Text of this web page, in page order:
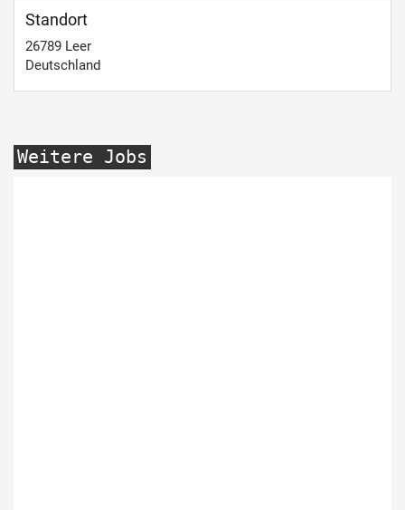
Standort
26789 Leer
Deutschland
Weitere Jobs